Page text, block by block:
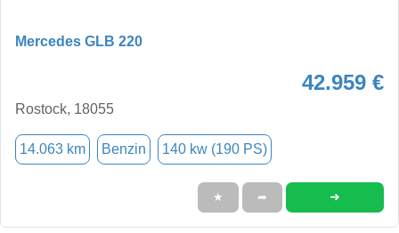
Mercedes GLB 220
42.959 €
Rostock, 18055
14.063 km Benzin 140 kw (190 PS)
★ ➦ ➜